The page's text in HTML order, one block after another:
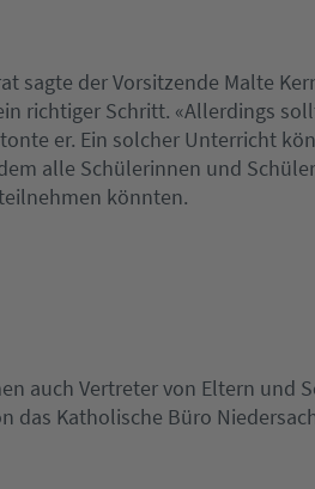
sagte der Vorsitzende Malte
richtiger Schritt. «Allerdings
er. Ein solcher Unterricht
alle Schülerinnen und
könnten.
auch Vertreter von Eltern und
das Katholische Büro